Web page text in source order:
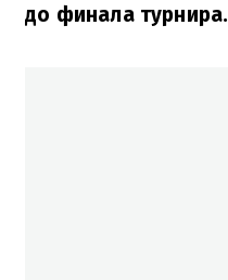
до финала турнира.